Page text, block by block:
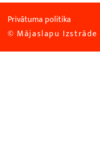
Privātuma politika
© Mājaslapu Izstrāde